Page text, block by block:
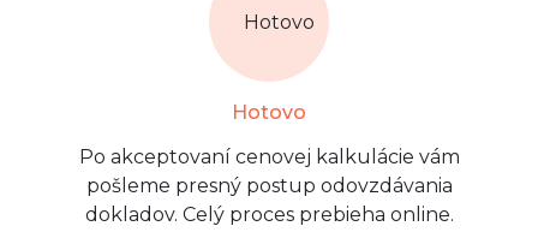
Hotovo
Po akceptovaní cenovej kalkulácie vám
pošleme presný postup odovzdávania
dokladov. Celý proces prebieha online.